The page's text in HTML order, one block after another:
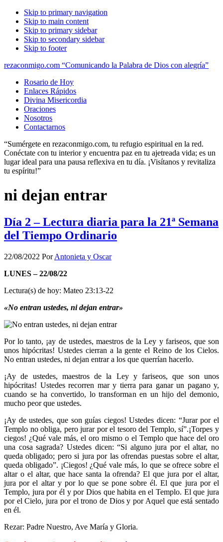
Skip to primary navigation
Skip to main content
Skip to primary sidebar
Skip to secondary sidebar
Skip to footer
rezaconmigo.com “Comunicando la Palabra de Dios con alegría”
Rosario de Hoy
Enlaces Rápidos
Divina Misericordia
Oraciones
Nosotros
Contactarnos
“Sumérgete en rezaconmigo.com, tu refugio espiritual en la red.
Conéctate con tu interior y encuentra paz en tu ajetreada vida; es un
lugar ideal para una pausa reflexiva en tu día. ¡Visítanos y revitaliza
tu espíritu!”
ni dejan entrar
Día 2 – Lectura diaria para la 21ª Semana
del Tiempo Ordinario
22/08/2022 PorAntonieta y Oscar
LUNES – 22/08/22
Lectura(s) de hoy: Mateo 23:13-22
«No entran ustedes, ni dejan entrar»
Por lo tanto, ¡ay de ustedes, maestros de la Ley y fariseos, que son
unos hipócritas! Ustedes cierran a la gente el Reino de los Cielos.
No entran ustedes, ni dejan entrar a los que querrían hacerlo.
¡Ay de ustedes, maestros de la Ley y fariseos, que son unos
hipócritas! Ustedes recorren mar y tierra para ganar un pagano y,
cuando se ha convertido, lo transforman en un hijo del demonio,
mucho peor que ustedes.
¡Ay de ustedes, que son guías ciegos! Ustedes dicen: “Jurar por el
Templo no obliga, pero jurar por el tesoro del Templo, sí”.¡Torpes y
ciegos! ¿Qué vale más, el oro mismo o el Templo que hace del oro
una cosa sagrada? Ustedes dicen: “Si alguno jura por el altar, no
queda obligado; pero si jura por las ofrendas puestas sobre el altar,
queda obligado”. ¡Ciegos! ¿Qué vale más, lo que se ofrece sobre el
altar o el altar, que hace santa la ofrenda? El que jura por el altar,
jura por el altar y por lo que se pone sobre él. El que jura por el
Templo, jura por él y por Dios que habita en el Templo. El que jura
por el Cielo, jura por el trono de Dios y por Aquel que está sentado
en él.
Rezar: Padre Nuestro, Ave María y Gloria.